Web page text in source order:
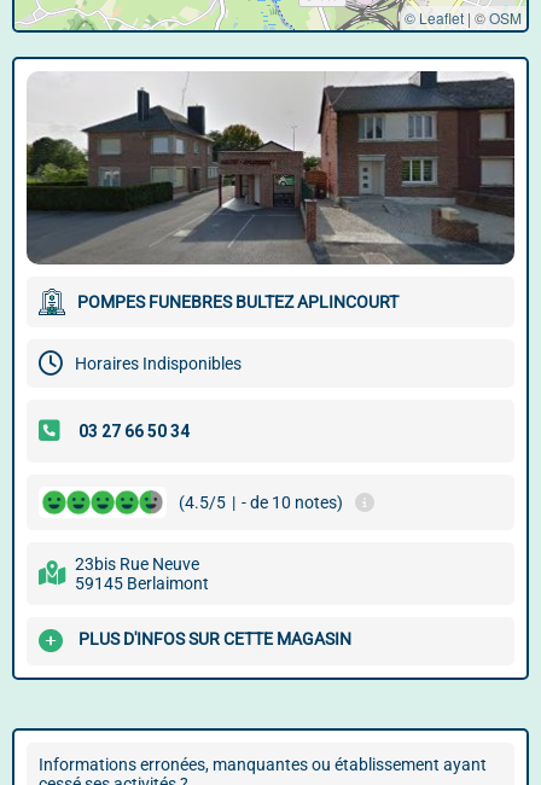
© Leaflet | ©OSM
POMPES FUNEBRES BULTEZ APLINCOURT
Horaires Indisponibles
(4.5/5 | - de 10 notes)
23bis Rue Neuve
59145 Berlaimont
PLUS D'INFOS SUR CETTE MAGASIN
Informations erronées, manquantes ou établissement ayant